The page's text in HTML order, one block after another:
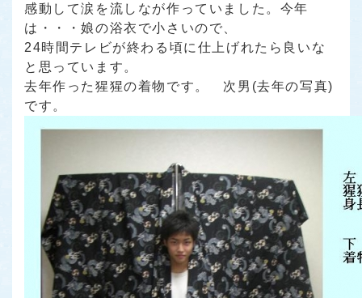
感動して涙を流しなが作っていました。今年
は・・・娘の浴衣で小さいので、
24時間テレビが終わる頃に仕上げれたら良いな
と思っています。
去年作った猩猩の着物です。 次男(去年の写真)
です。